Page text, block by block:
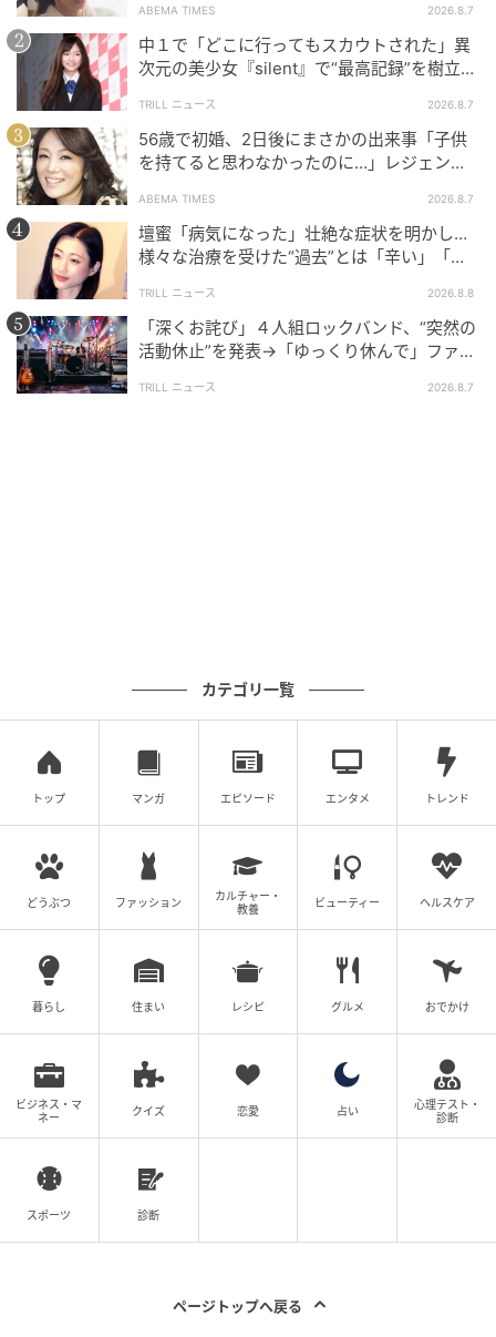
© 2025 DIE MY LOVE, LLC.
出演／ジェニファー・ローレンス、ロバート・パティ
ンソン
監督／リン・ラムジー
原作／アリアナ・ハルウィッチ 『Die, My Love』
ちに刺さる『マテリアリスト 結婚の条件』
の記事をもっとみる
ABEMA TIMES 2026.8.7
中１で「どこに行ってもスカウトされた」異
次元の美少女『silent』で“最高記録”を樹立し
TRILL ニュース 2026.8.7
56歳で初婚、2日後にまさかの出来事「子供
を持てると思わなかったのに…」レジェンド
ABEMA TIMES 2026.8.7
壇蜜「病気になった」壮絶な症状を明かし…
様々な治療を受けた“過去”とは「辛い」「苦
TRILL ニュース 2026.8.8
「深くお詫び」４人組ロックバンド、“突然の
活動休止”を発表→「ゆっくり休んで」ファン
TRILL ニュース 2026.8.7
カテゴリ一覧
トップ マンガ エピソード エンタメ トレンド
どうぶつ ファッション
カルチャー・
教養
ビューティー ヘルスケア
暮らし 住まい レシピ グルメ おでかけ
ビジネス・マ
ネー
クイズ 恋愛 占い
心理テスト・
診断
スポーツ 診断
ページトップへ戻る